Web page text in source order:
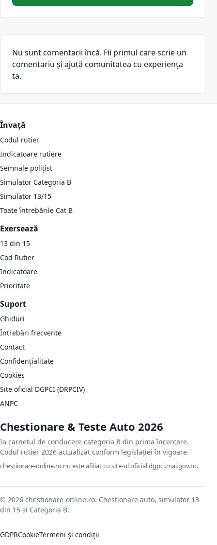
Nu sunt comentarii încă. Fii primul care scrie un
comentariu și ajută comunitatea cu experiența
ta.
Învață
Codul rutier
Indicatoare rutiere
Semnale polițist
Simulator Categoria B
Simulator 13/15
Toate întrebările Cat B
Exersează
13 din 15
Cod Rutier
Indicatoare
Prioritate
Suport
Ghiduri
Întrebări frecvente
Contact
Confidențialitate
Cookies
Site oficial DGPCI (DRPCIV)
ANPC
Chestionare & Teste Auto 2026
Ia carnetul de conducere categoria B din prima încercare.
Codul rutier 2026 actualizat conform legislației în vigoare.
chestionare-online.ro nu este afiliat cu site-ul oficial dgpci.mai.gov.ro.
© 2026 chestionare-online.ro. Chestionare auto, simulator 13
din 15 și Categoria B.
GDPRCookieTermeni și condiții